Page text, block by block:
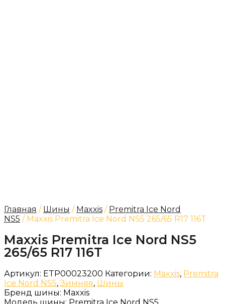
Главная / Шины / Maxxis / Premitra Ice Nord
NS5 / Maxxis Premitra Ice Nord NS5 265/65 R17 116T
Maxxis Premitra Ice Nord NS5
265/65 R17 116T
Артикул: ETP00023200 Категории: Maxxis, Premitra
Ice Nord NS5,Зимняя, Шины
Бренд шины: Maxxis